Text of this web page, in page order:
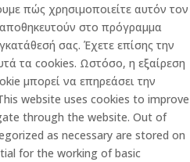
πώς χρησιμοποιείτε αυτόν τον
στο πρόγραμμα
σας. Έχετε επίσης την
τα cookies. Ωστόσο, η εξαίρεση
μπορεί να επηρεάσει την
website uses cookies to improve
through the website. Out of
as necessary are stored on
for the working of basic